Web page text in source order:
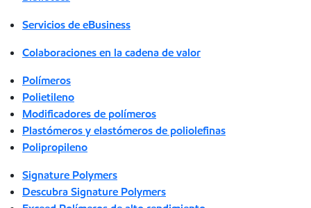
Servicios de eBusiness
Colaboraciones en la cadena de valor
Polímeros
Polietileno
Modificadores de polímeros
Plastómeros y elastómeros de poliolefinas
Polipropileno
Signature Polymers
Descubra Signature Polymers